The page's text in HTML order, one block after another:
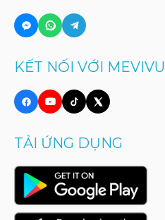
KẾT NỐI VỚI MEVIVU
TẢI ỨNG DỤNG